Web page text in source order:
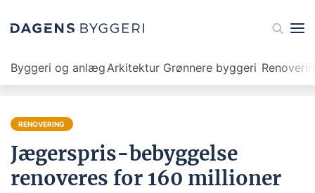
Byggeri og anlægArkitektur Grønnere byggeri
RENOVERING
Jægerspris-bebyggelse
renoveres for 160 millioner